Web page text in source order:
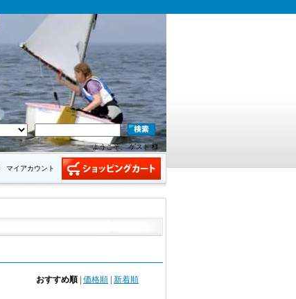
ようこそ、 ゲスト 様
マイアカウント
おすすめ順 価格順 新着順